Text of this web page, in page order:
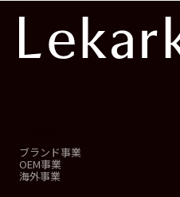
ブランド事業
OEM事業
海外事業